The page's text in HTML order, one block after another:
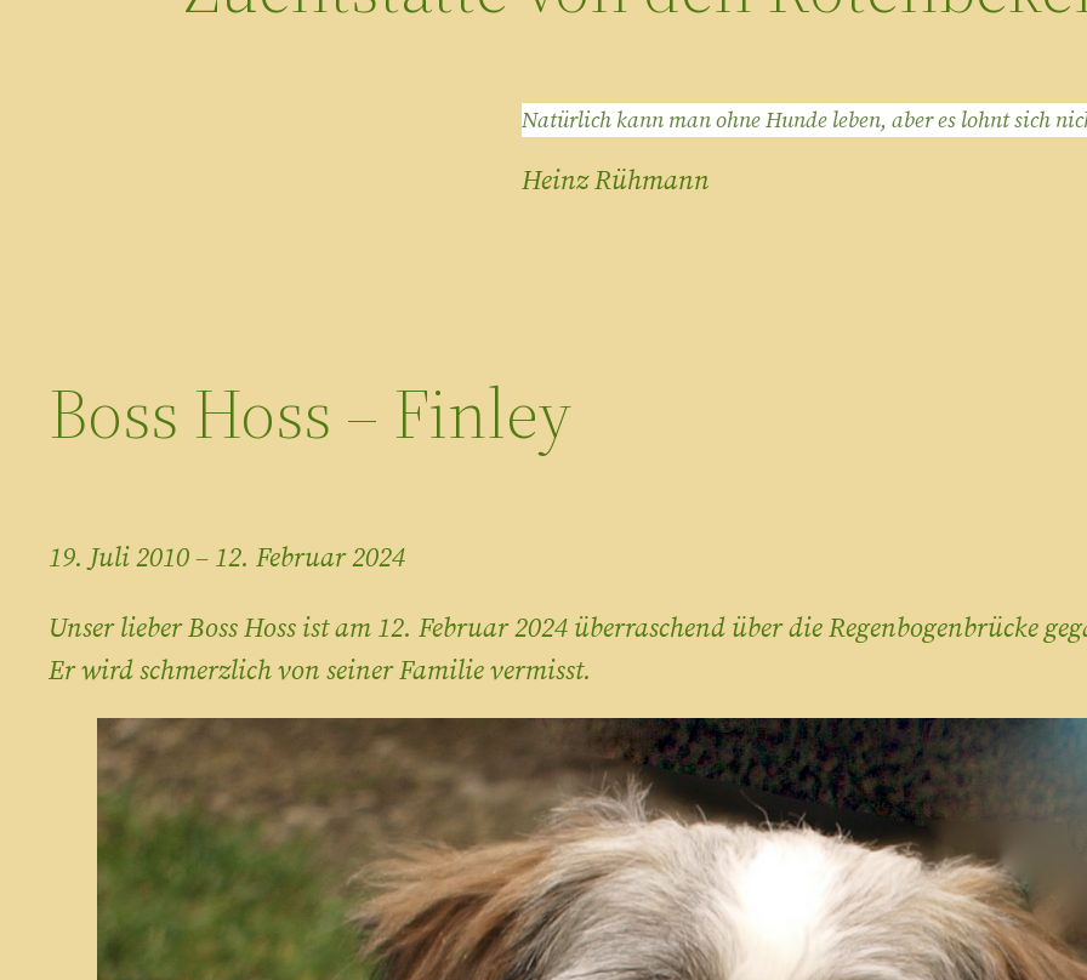
Natürlich kann man ohne Hunde leben, aber es lohnt sich
Heinz Rühmann
Boss Hoss – Finley
19. Juli 2010 – 12. Februar 2024
Unser lieber Boss Hoss ist am 12. Februar 2024 überraschend über die Regenbogenbrücke
Er wird schmerzlich von seiner Familie vermisst.